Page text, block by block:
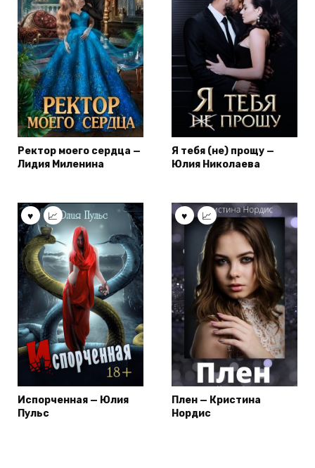
Ректор моего сердца —
Лидия Миленина
Я тебя (не) прощу —
Юлия Николаева
Испорченная — Юлия
Пульс
Плен — Кристина
Нордис